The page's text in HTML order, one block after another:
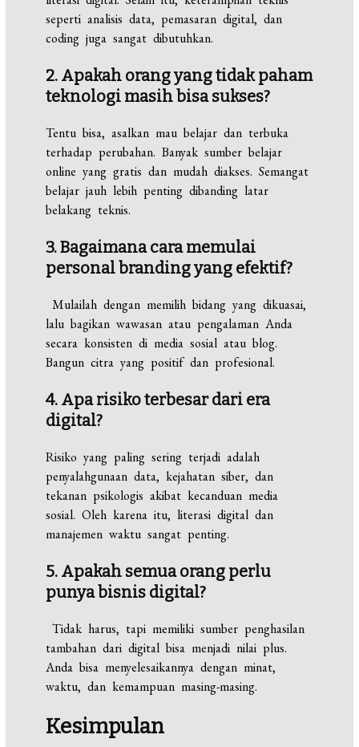
seperti analisis data, pemasaran digital, dan
coding juga sangat dibutuhkan.
2. Apakah orang yang tidak paham
teknologi masih bisa sukses?
Tentu bisa, asalkan mau belajar dan terbuka
terhadap perubahan. Banyak sumber belajar
online yang gratis dan mudah diakses. Semangat
belajar jauh lebih penting dibanding latar
belakang teknis.
3. Bagaimana cara memulai
personal branding yang efektif?
Mulailah dengan memilih bidang yang dikuasai,
lalu bagikan wawasan atau pengalaman Anda
secara konsisten di media sosial atau blog.
Bangun citra yang positif dan profesional.
4. Apa risiko terbesar dari era
digital?
Risiko yang paling sering terjadi adalah
penyalahgunaan data, kejahatan siber, dan
tekanan psikologis akibat kecanduan media
sosial. Oleh karena itu, literasi digital dan
manajemen waktu sangat penting.
5. Apakah semua orang perlu
punya bisnis digital?
Tidak harus, tapi memiliki sumber penghasilan
tambahan dari digital bisa menjadi nilai plus.
Anda bisa menyelesaikannya dengan minat,
waktu, dan kemampuan masing-masing.
Kesimpulan